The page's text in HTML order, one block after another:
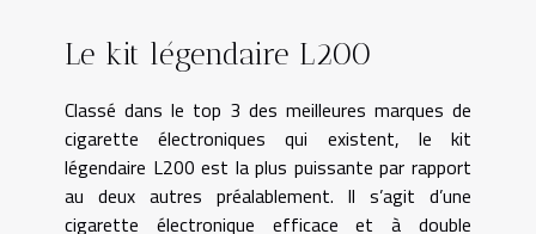
Le kit légendaire L200
Classé dans le top 3 des meilleures marques de
cigarette électroniques qui existent, le kit
légendaire L200 est la plus puissante par rapport
au deux autres préalablement. Il s’agit d’une
cigarette électronique efficace et à double